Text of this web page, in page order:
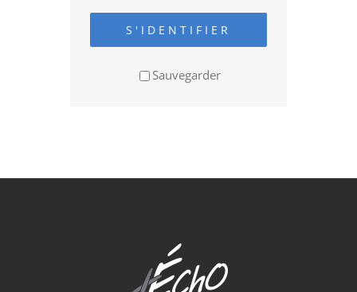
S'IDENTIFIER
Sauvegarder